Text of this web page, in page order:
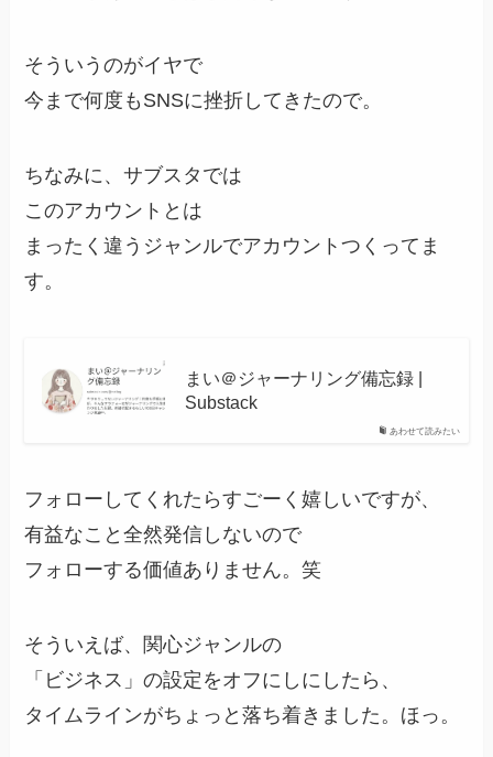
そういうのがイヤで
今まで何度もSNSに挫折してきたので。
ちなみに、サブスタでは
このアカウントとは
まったく違うジャンルでアカウントつくってま
す。
あわせて読みたい
まい＠ジャーナリング備忘録 |
Substack
フォローしてくれたらすごーく嬉しいですが、
有益なこと全然発信しないので
フォローする価値ありません。笑
そういえば、関心ジャンルの
「ビジネス」の設定をオフにしにしたら、
タイムラインがちょっと落ち着きました。ほっ。